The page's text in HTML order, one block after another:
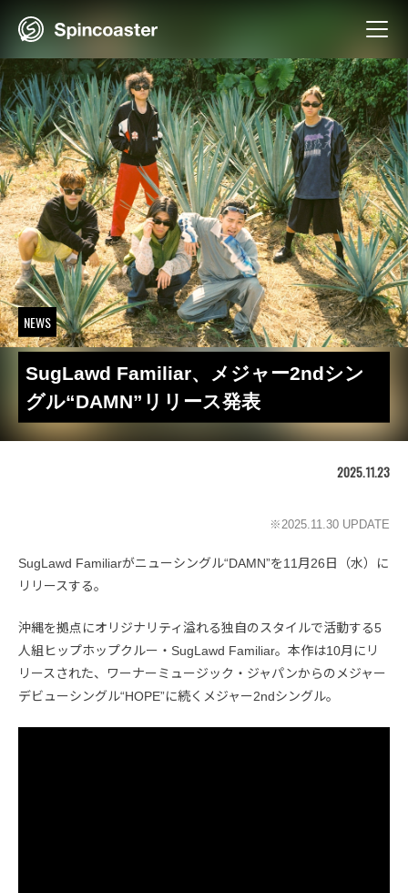
NEWS
SugLawd Familiar、メジャー2ndシン
グル“DAMN”リリース発表
2025.11.23
※2025.11.30 UPDATE
SugLawd Familiarがニューシングル“DAMN”を11月26日（水）に
リリースする。
沖縄を拠点にオリジナリティ溢れる独自のスタイルで活動する5
人組ヒップホップクルー・SugLawd Familiar。本作は10月にリ
リースされた、ワーナーミュージック・ジャパンからのメジャー
デビューシングル“HOPE”に続くメジャー2ndシングル。